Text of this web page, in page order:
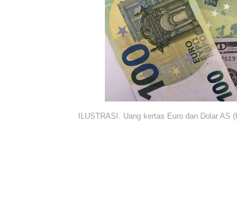
ILUSTRASI. Uang kertas Euro dan Dolar